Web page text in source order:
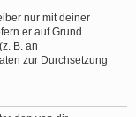
nur mit deiner
er auf Grund
B. an
zur Durchsetzung